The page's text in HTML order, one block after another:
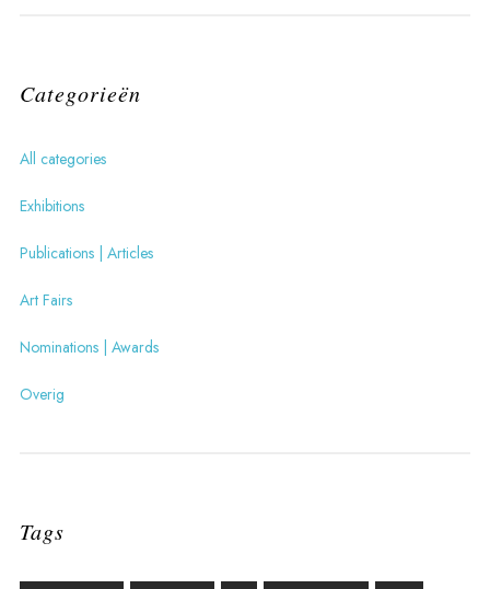
Categorieën
All categories
Exhibitions
Publications | Articles
Art Fairs
Nominations | Awards
Overig
Tags